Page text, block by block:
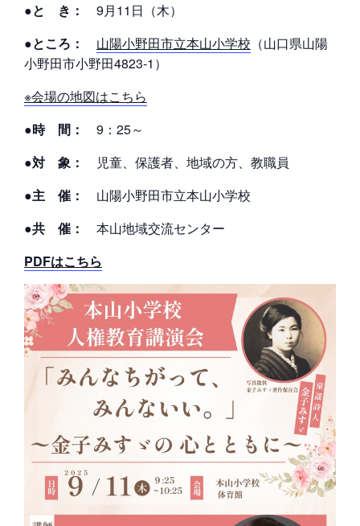
●と き：
9月11日（木）
●ところ：
山陽小野田市立本山小学校 （山口県山陽
小野田市小野田4823-1）
※会場の地図はこちら
●時 間：
9：25～
●対 象：
児童、保護者、地域の方、教職員
●主 催：
山陽小野田市立本山小学校
●共 催： 本山地域交流センター
PDFはこちら